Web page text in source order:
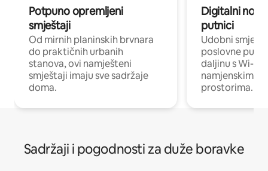
Potpuno opremljeni
smještaji
Od mirnih planinskih brvnara
do praktičnih urbanih
stanova, ovi namješteni
smještaji imaju sve sadržaje
doma.
Digitalni
putnici
Udobni
poslovne
daljinu s Wi-Fi
namjenskim
prostorima.
Sadržaji i pogodnosti za duže boravke